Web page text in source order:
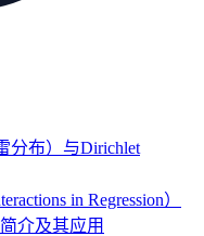
分布）与Dirichlet
in Regression）
介及其应用